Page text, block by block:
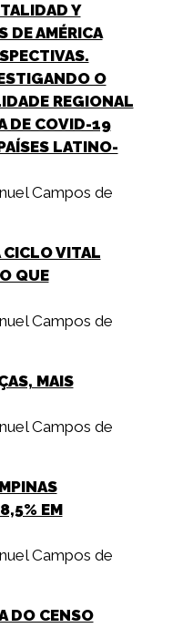
Y
DE AMÉRICA
O
REGIONAL
DE COVID-19
LATINO-
Campos de
CICLO VITAL
QUE
Campos de
MAIS
Campos de
EM
Campos de
DO CENSO